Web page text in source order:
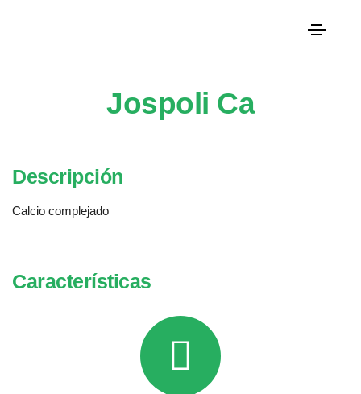
Jospoli Ca
Descripción
Calcio complejado
Características